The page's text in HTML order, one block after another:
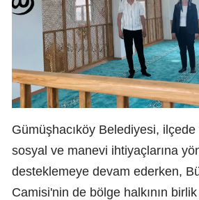
Gümüşhacıköy Belediyesi, ilçede
sosyal ve manevi ihtiyaçlarına
desteklemeye devam ederken,
Camisi'nin de bölge halkının